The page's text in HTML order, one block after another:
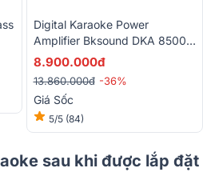
Digital Karaoke Power
Amplifier Bksound DKA 8500
(2 Kênh, 750W, Kèm Micro
8.900.000đ
13.860.000đ -36%
Giá Sốc
5/5 (84)
sau khi được lắp đặt